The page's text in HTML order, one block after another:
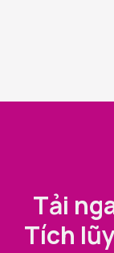
Tải
Tích